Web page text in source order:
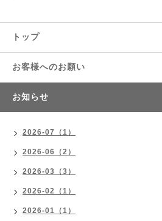
トップ
お客様へのお願い
お知らせ
2026-07（1）
2026-06（2）
2026-03（3）
2026-02（1）
2026-01（1）